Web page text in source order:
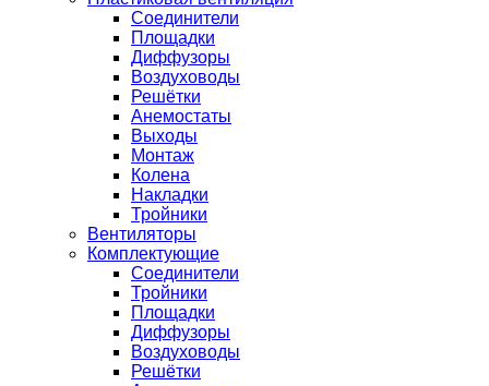
Соединители
Площадки
Диффузоры
Воздуховоды
Решётки
Анемостаты
Выходы
Монтаж
Колена
Накладки
Тройники
Вентиляторы
Комплектующие
Соединители
Тройники
Площадки
Диффузоры
Воздуховоды
Решётки